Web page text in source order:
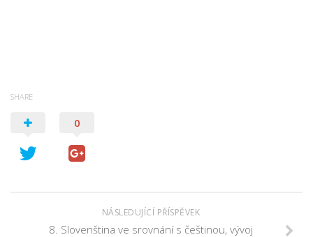
SHARE
0
NÁSLEDUJÍCÍ PŘÍSPĚVEK
8. Slovenština ve srovnání s češtinou, vývoj